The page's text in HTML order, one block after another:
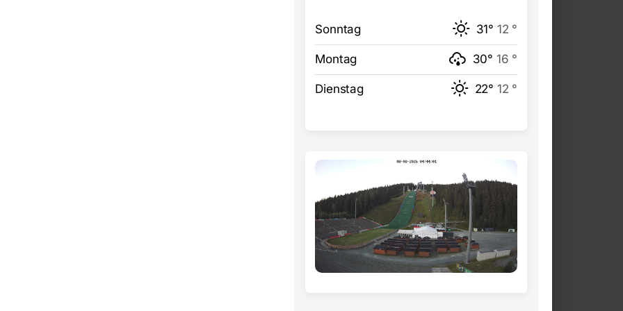
Sonntag 31° 12 °
Montag 30° 16 °
Dienstag 22° 12 °